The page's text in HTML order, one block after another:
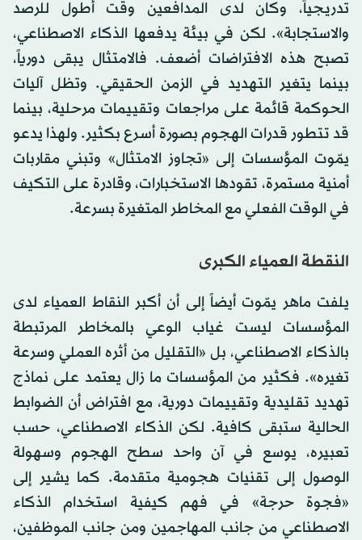
تدريجياً، وكان لدى المدافعين وقت أطول للرصد
والاستجابة». لكن في بيئة يدفعها الذكاء الاصطناعي،
تصبح هذه الافتراضات أضعف. فالامتثال يبقى دورياً،
بينما يتغير التهديد في الزمن الحقيقي. وتظل آليات
الحوكمة قائمة على مراجعات وتقييمات مرحلية، بينما
قد تتطور قدرات الهجوم بصورة أسرع بكثير. ولهذا يدعو
يمّوت المؤسسات إلى «تجاوز الامتثال» وتبني مقاربات
أمنية مستمرة، تقودها الاستخبارات، وقادرة على التكيف
في الوقت الفعلي مع المخاطر المتغيرة بسرعة.
النقطة العمياء الكبرى
يلفت ماهر يمّوت أيضاً إلى أن أكبر النقاط العمياء لدى
المؤسسات ليست غياب الوعي بالمخاطر المرتبطة
بالذكاء الاصطناعي، بل «التقليل من أثره العملي وسرعة
تغيره». فكثير من المؤسسات ما زال يعتمد على نماذج
تهديد تقليدية وتقييمات دورية، مع افتراض أن الضوابط
الحالية ستبقى كافية. لكن الذكاء الاصطناعي، حسب
تعبيره، يوسع في آن واحد سطح الهجوم وسهولة
الوصول إلى تقنيات هجومية متقدمة. كما يشير إلى
«فجوة حرجة» في فهم كيفية استخدام الذكاء
الاصطناعي من جانب المهاجمين ومن جانب الموظفين،